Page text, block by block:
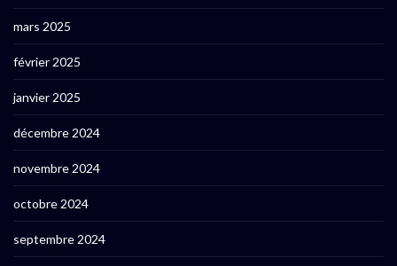
mars 2025
février 2025
janvier 2025
décembre 2024
novembre 2024
octobre 2024
septembre 2024